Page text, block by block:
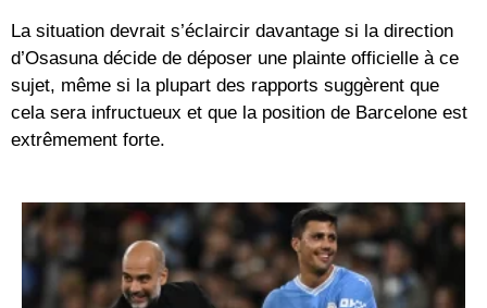
La situation devrait s’éclaircir davantage si la direction
d’Osasuna décide de déposer une plainte officielle à ce
sujet, même si la plupart des rapports suggèrent que
cela sera infructueux et que la position de Barcelone est
extrêmement forte.